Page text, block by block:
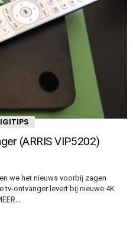
(ARRIS VIP5202)
we het nieuws voorbij zagen
tv-ontvanger levert bij nieuwe 4K